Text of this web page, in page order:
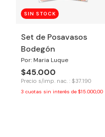
SIN STOCK
Set de Posavasos
Bodegón
Por: Maria Luque
$45.000
Precio s/imp. nac. : $37.190
3 cuotas sin interés de $15.000,00